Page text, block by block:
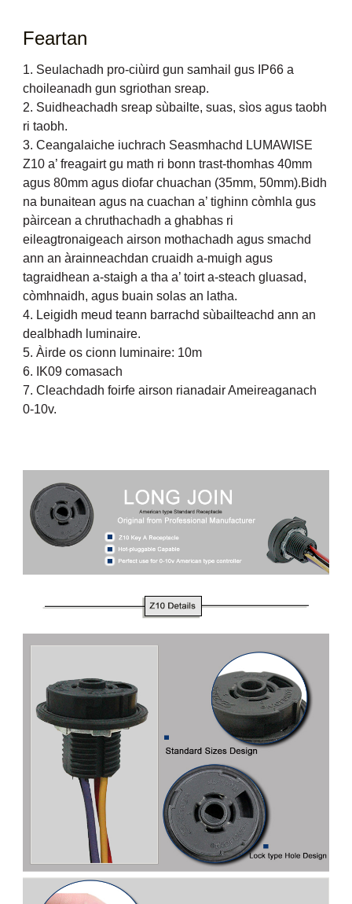
Feartan
1. Seulachadh pro-ciùird gun samhail gus IP66 a
choileanadh gun sgriothan sreap.
2. Suidheachadh sreap sùbailte, suas, sìos agus taobh
ri taobh.
3. Ceangalaiche iuchrach Seasmhachd LUMAWISE
Z10 a’ freagairt gu math ri bonn trast-thomhas 40mm
agus 80mm agus diofar chuachan (35mm, 50mm).Bidh
na bunaitean agus na cuachan a’ tighinn còmhla gus
pàircean a chruthachadh a ghabhas ri
eileagtronaigeach airson mothachadh agus smachd
ann an àrainneachdan cruaidh a-muigh agus
tagraidhean a-staigh a tha a’ toirt a-steach gluasad,
còmhnaidh, agus buain solas an latha.
4. Leigidh meud teann barrachd sùbailteachd ann an
dealbhadh luminaire.
5. Àirde os cionn luminaire: 10m
6. IK09 comasach
7. Cleachdadh foirfe airson rianadair Ameireaganach
0-10v.